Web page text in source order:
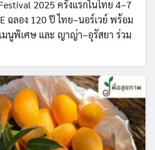
2025 ครั้งแรกในไทย 4–7
ฉลอง 120 ปี ไทย–นอร์เวย์ พร้อม
นูพิเศษ และ ญาญ่า–อุรัสยา ร่วม